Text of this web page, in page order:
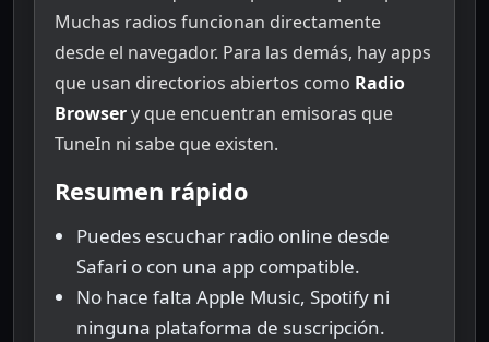
Muchas radios funcionan directamente
desde el navegador. Para las demás, hay apps
que usan directorios abiertos como Radio
Browsery que encuentran emisoras que
TuneIn ni sabe que existen.
Resumen rápido
Puedes escuchar radio online desde
Safari o con una app compatible.
No hace falta Apple Music, Spotify ni
ninguna plataforma de suscripción.